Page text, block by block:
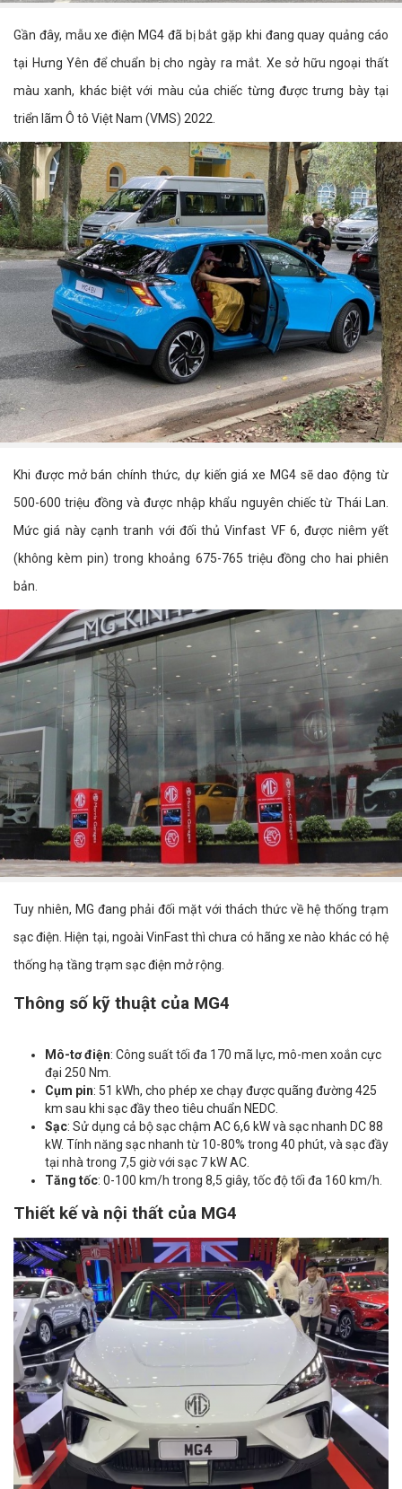
Gần đây, mẫu xe điện MG4 đã bị bắt gặp khi đang quay quảng cáo
tại Hưng Yên để chuẩn bị cho ngày ra mắt. Xe sở hữu ngoại thất
màu xanh, khác biệt với màu của chiếc từng được trưng bày tại
triển lãm Ô tô Việt Nam (VMS) 2022.
Khi được mở bán chính thức, dự kiến giá xe MG4 sẽ dao động từ
500-600 triệu đồng và được nhập khẩu nguyên chiếc từ Thái Lan.
Mức giá này cạnh tranh với đối thủ Vinfast VF 6, được niêm yết
(không kèm pin) trong khoảng 675-765 triệu đồng cho hai phiên
bản.
Tuy nhiên, MG đang phải đối mặt với thách thức về hệ thống trạm
sạc điện. Hiện tại, ngoài VinFast thì chưa có hãng xe nào khác có hệ
thống hạ tầng trạm sạc điện mở rộng.
Thông số kỹ thuật của MG4
Mô-tơ điện: Công suất tối đa 170 mã lực, mô-men xoắn cực
đại 250 Nm.
Cụm pin: 51 kWh, cho phép xe chạy được quãng đường 425
km sau khi sạc đầy theo tiêu chuẩn NEDC.
Sạc: Sử dụng cả bộ sạc chậm AC 6,6 kW và sạc nhanh DC 88
kW. Tính năng sạc nhanh từ 10-80% trong 40 phút, và sạc đầy
tại nhà trong 7,5 giờ với sạc 7 kW AC.
Tăng tốc: 0-100 km/h trong 8,5 giây, tốc độ tối đa 160 km/h.
Thiết kế và nội thất của MG4